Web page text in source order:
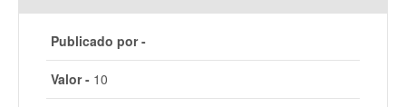
Publicado por -
Valor - 10